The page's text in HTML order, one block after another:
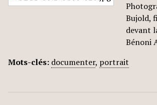
Bujold,
devant
Bénoni
Mots-clés: documenter, portrait